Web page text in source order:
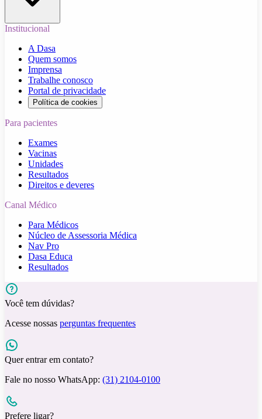
Institucional
A Dasa
Quem somos
Imprensa
Trabalhe conosco
Portal de privacidade
Política de cookies
Para pacientes
Exames
Vacinas
Unidades
Resultados
Direitos e deveres
Canal Médico
Para Médicos
Núcleo de Assessoria Médica
Nav Pro
Dasa Educa
Resultados
Você tem dúvidas?
Acesse nossas perguntas frequentes
Quer entrar em contato?
Fale no nosso WhatsApp: (31) 2104-0100
Prefere ligar?